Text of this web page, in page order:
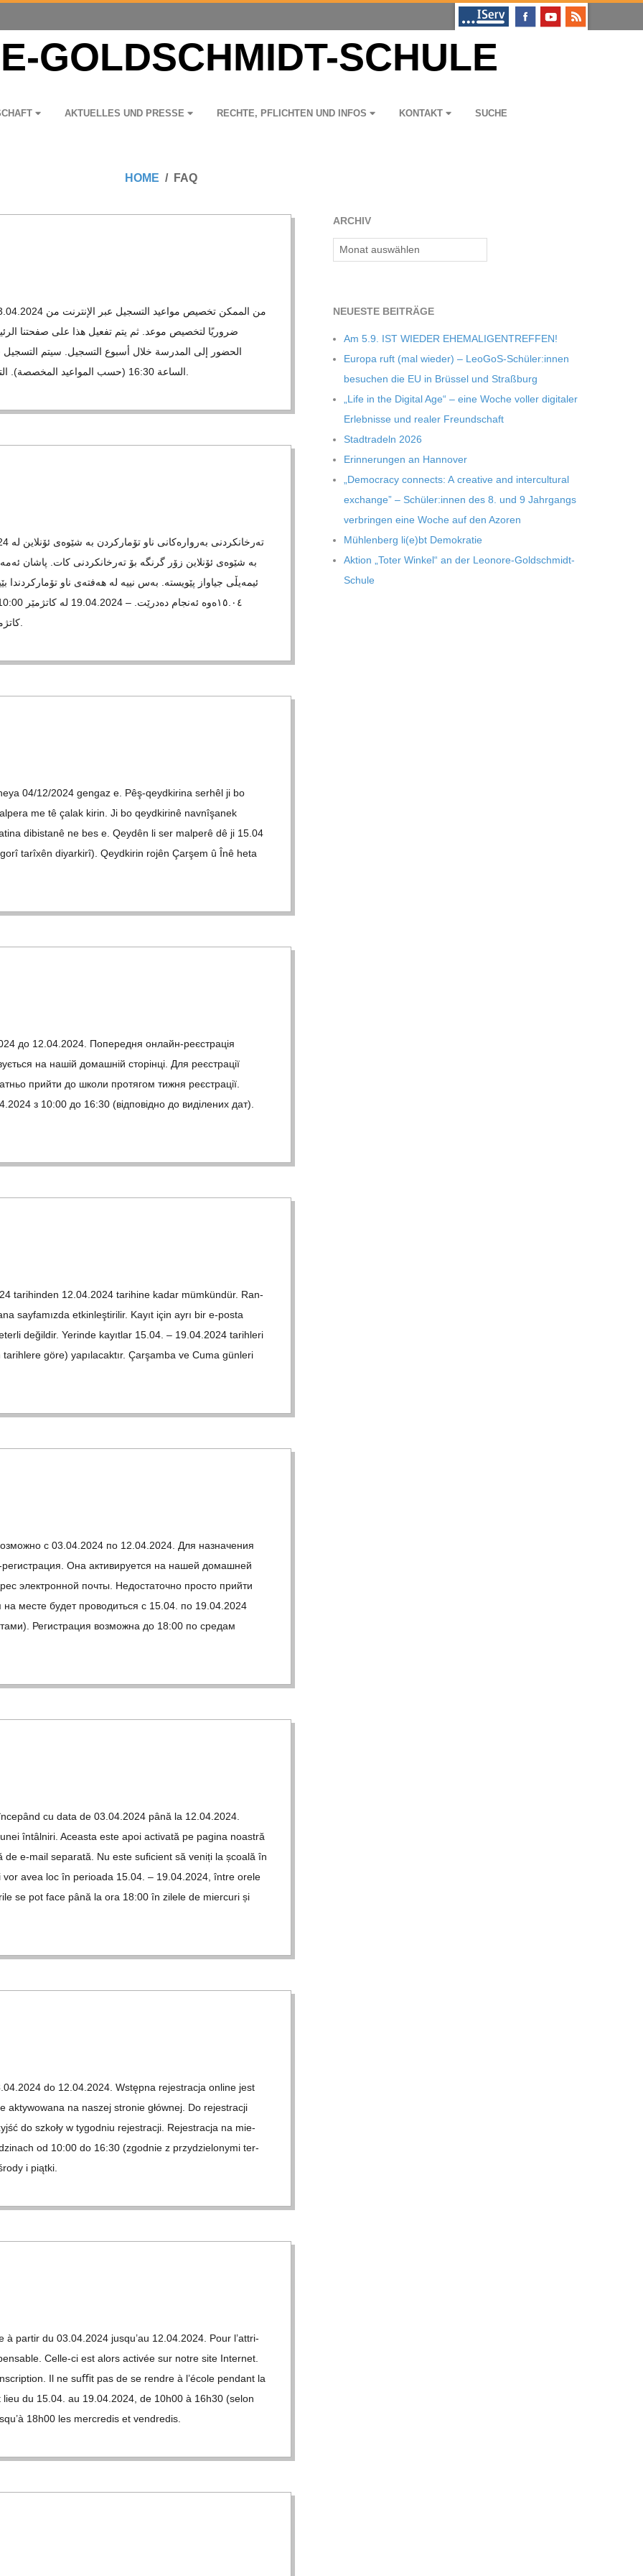
AKTU­EL­LES UND PRESSE RECHTE, PFLICH­TEN UND INFOS KON­TAKT SUCHE
HOME FAQ
ضروريًا لتخصيص موعد. ثم يتم تفعيل هذا على صفحتنا
بە شێوەی ئۆنلاین زۆر گرنگە بۆ تەرخانکردنی کات. پاشان ئەمە
ئیمەیڵی جیاواز پێویستە. بەس نییە لە هەفتەی ناو تۆمارکردندا
04/​​12/​​2024 gen­gaz e. Pêş-qey­d­ki­rina ser­hêl ji bo
me tê çalak kirin. Ji bo qeyd­ki­rinê nav­nîşa­nek
dibi­stanê ne bes e. Qey­dên li ser mal­perê dê ji 15.04
tarîxên diyar­kirî). Qeyd­ki­rin rojên Çarşem û Înê heta
до 12.04.2024. Попередня онлайн-реєстрація
на нашій домашній сторінці. Для реєстрації
прийти до школи протягом тижня реєстрації.
з 10:00 до 16:30 (відповідно до виділених дат).
tari­hin­den 12.04.2024 tari­hine kadar müm­kündür. Ran­
say­famızda etkin­leş­ti­ri­lir. Kayıt için ayrı bir e‑posta
değil­dir. Yerinde kayıt­lar 15.04. – 19.04.2024 tarih­leri
göre) yapıla­cak­tır. Çarşamba ve Cuma gün­leri
с 03.04.2024 по 12.04.2024. Для назначения
Она активируется на нашей домашней
электронной почты. Недостаточно просто прийти
месте будет проводиться с 15.04. по 19.04.2024
Регистрация возможна до 18:00 по средам
cu data de 03.04.2024 până la 12.04.2024.
întâl­niri. Ace­asta este apoi acti­vată pe pagina noas­tră
e‑mail sepa­rată. Nu este suﬁci­ent să veniți la șco­ală în
avea loc în peri­oada 15.04. – 19.04.2024, între orele
se pot face până la ora 18:00 în zilele de mier­curi și
do 12.04.2024. Wstępna rejes­tracja online jest
na nas­zej stro­nie głów­nej. Do rejes­tracji
do szkoły w tygod­niu rejes­tracji. Rejes­tracja na mie­
od 10:00 do 16:30 (zgod­nie z przyd­zie­l­onymi ter­
i piątki.
à par­tir du 03.04.2024 jus­qu’au 12.04.2024. Pour l’at­tri­
Celle-ci est alors acti­vée sur notre site Inter­net.
Il ne suﬃt pas de se rendre à l’é­cole pen­dant la
du 15.04. au 19.04.2024, de 10h00 à 16h30 (selon
18h00 les mer­cre­dis et vendre­dis.
ARCHIV
Archiv
NEU­ESTE BEITRÄGE
Am 5.9. IST WIEDER EHEMALIGENTREFFEN!
Europa ruft (mal wie­der) – LeoGoS-Schüler:innen
besu­chen die EU in Brüs­sel und Straßburg
„Life in the Digi­tal Age“ – eine Woche vol­ler digi­ta­ler
Erleb­nisse und rea­ler Freundschaft
Stadt­ra­deln 2026
Erin­ne­run­gen an Hannover
„Demo­cracy con­nects: A crea­tive and inter­cul­tu­ral
exch­ange” – Schüler:innen des 8. und 9 Jahr­gangs
ver­brin­gen eine Woche auf den Azoren
Müh­len­berg li(e)bt Demokratie
Aktion „Toter Win­kel“ an der Leonore-Goldschmidt-
Schule